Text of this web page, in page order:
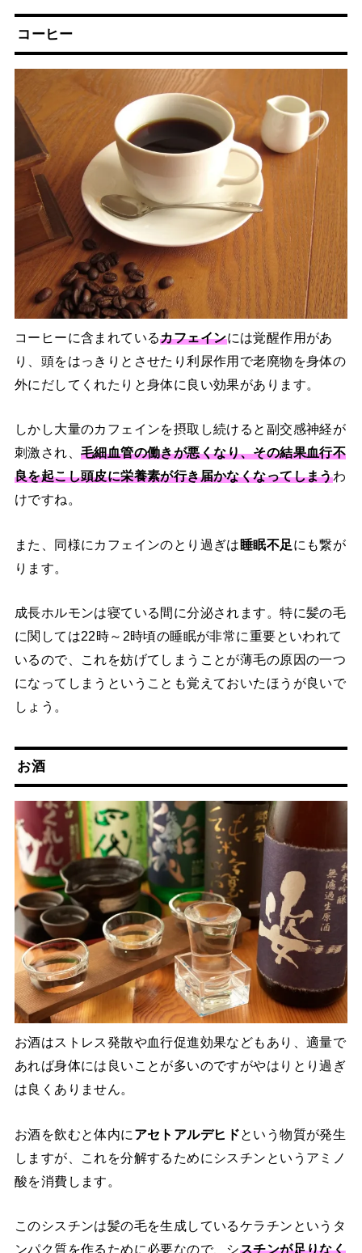
コーヒー
コーヒーに含まれているカフェインには覚醒作用があ
り、頭をはっきりとさせたり利尿作用で老廃物を身体の
外にだしてくれたりと身体に良い効果があります。
しかし大量のカフェインを摂取し続けると副交感神経が
刺激され、 毛細血管の働きが悪くなり、その結果血行不
良を起こし頭皮に栄養素が行き届かなくなってしまうわ
けですね。
また、同様にカフェインのとり過ぎは睡眠不足にも繋が
ります。
成長ホルモンは寝ている間に分泌されます。特に髪の毛
に関しては22時～2時頃の睡眠が非常に重要といわれて
いるので、これを妨げてしまうことが薄毛の原因の一つ
になってしまうということも覚えておいたほうが良いで
しょう。
お酒
お酒はストレス発散や血行促進効果などもあり、適量で
あれば身体には良いことが多いのですがやはりとり過ぎ
は良くありません。
お酒を飲むと体内に アセトアルデヒドという物質が発生
しますが、これを分解するためにシスチンというアミノ
酸を消費します。
このシスチンは髪の毛を生成しているケラチンというタ
ンパク質を作るために必要なので、シスチンが足りなく